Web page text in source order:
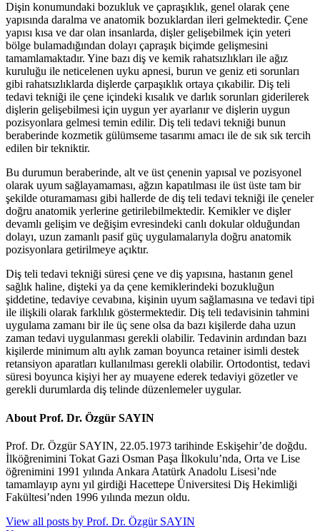
Dişin konumundaki bozukluk ve çapraşıklık, genel olarak çene
yapısında daralma ve anatomik bozuklardan ileri gelmektedir. Çene
yapısı kısa ve dar olan insanlarda, dişler gelişebilmek için yeteri
bölge bulamadığından dolayı çapraşık biçimde gelişmesini
tamamlamaktadır. Yine bazı diş ve kemik rahatsızlıkları ile ağız
kuruluğu ile neticelenen uyku apnesi, burun ve geniz eti sorunları
gibi rahatsızlıklarda dişlerde çarpaşıklık ortaya çıkabilir. Diş teli
tedavi tekniği ile çene içindeki kısalık ve darlık sorunları giderilerek
dişlerin gelişebilmesi için uygun yer ayarlanır ve dişlerin uygun
pozisyonlara gelmesi temin edilir. Diş teli tedavi tekniği bunun
beraberinde kozmetik gülümseme tasarımı amacı ile de sık sık tercih
edilen bir tekniktir.
Bu durumun beraberinde, alt ve üst çenenin yapısal ve pozisyonel
olarak uyum sağlayamaması, ağzın kapatılması ile üst üste tam bir
şekilde oturamaması gibi hallerde de diş teli tedavi tekniği ile çeneler
doğru anatomik yerlerine getirilebilmektedir. Kemikler ve dişler
devamlı gelişim ve değişim evresindeki canlı dokular olduğundan
dolayı, uzun zamanlı pasif güç uygulamalarıyla doğru anatomik
pozisyonlara getirilmeye açıktır.
Diş teli tedavi tekniği süresi çene ve diş yapısına, hastanın genel
sağlık haline, dişteki ya da çene kemiklerindeki bozukluğun
şiddetine, tedaviye cevabına, kişinin uyum sağlamasına ve tedavi tipi
ile ilişkili olarak farklılık göstermektedir. Diş teli tedavisinin tahmini
uygulama zamanı bir ile üç sene olsa da bazı kişilerde daha uzun
zaman tedavi uygulanması gerekli olabilir. Tedavinin ardından bazı
kişilerde minimum altı aylık zaman boyunca retainer isimli destek
retansiyon aparatları kullanılması gerekli olabilir. Ortodontist, tedavi
süresi boyunca kişiyi her ay muayene ederek tedaviyi gözetler ve
gerekli durumlarda diş telinde düzenlemeler uygular.
About Prof. Dr. Özgür SAYIN
Prof. Dr. Özgür SAYIN, 22.05.1973 tarihinde Eskişehir’de doğdu.
İlköğrenimini Tokat Gazi Osman Paşa İlkokulu’nda, Orta ve Lise
öğrenimini 1991 yılında Ankara Atatürk Anadolu Lisesi’nde
tamamlayıp aynı yıl girdiği Hacettepe Üniversitesi Diş Hekimliği
Fakültesi’nden 1996 yılında mezun oldu.
View all posts by Prof. Dr. Özgür SAYIN